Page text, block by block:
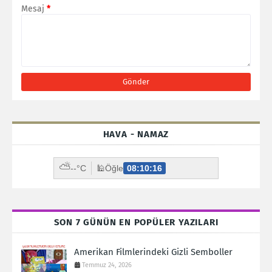
Mesaj *
HAVA - NAMAZ
⛅--°C 🕌Öğle 08:10:15
SON 7 GÜNÜN EN POPÜLER YAZILARI
Amerikan Filmlerindeki Gizli Semboller
Temmuz 24, 2026